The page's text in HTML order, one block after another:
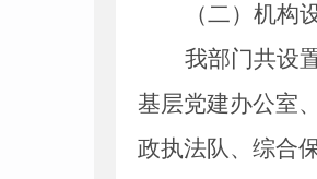
（二）机构
我部门共设
基层党建办公室、
政执法队、 综合